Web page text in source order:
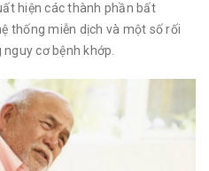
hiện các thành phần bất
thống miễn dịch và một số rối
cơ bệnh khớp.